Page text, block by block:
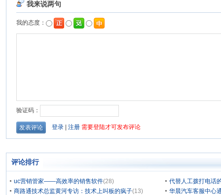
评论排行
uc营销管家——高效率的销售软件(28)
代替人工拨打电话
商路通技术总监黄河专访：技术上叫板的疯子(13)
华晨汽车客服中心